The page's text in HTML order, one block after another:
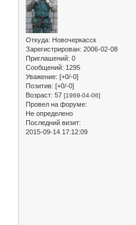
Откуда: Новочеркасск
Зарегистрирован: 2006-02-08
Приглашений: 0
Сообщений: 1295
Уважение: [+0/-0]
Позитив: [+0/-0]
Возраст: 57 [1969-04-06]
Провел на форуме:
Не определено
Последний визит:
2015-09-14 17:12:09